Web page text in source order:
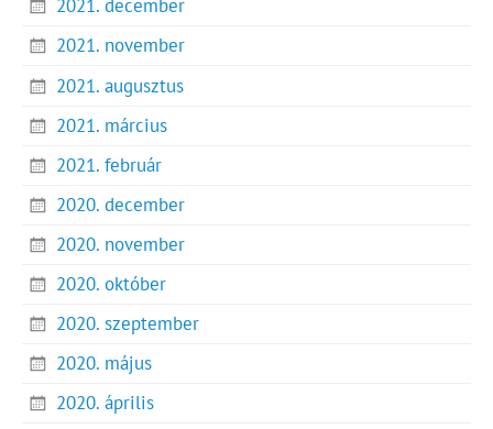
2021. december
2021. november
2021. augusztus
2021. március
2021. február
2020. december
2020. november
2020. október
2020. szeptember
2020. május
2020. április